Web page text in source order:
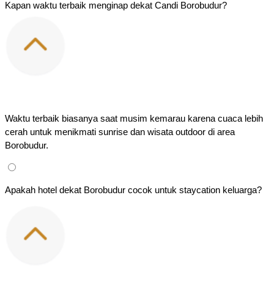
Kapan waktu terbaik menginap dekat Candi Borobudur?
Waktu terbaik biasanya saat musim kemarau karena cuaca lebih
cerah untuk menikmati sunrise dan wisata outdoor di area
Borobudur.
Apakah hotel dekat Borobudur cocok untuk staycation keluarga?